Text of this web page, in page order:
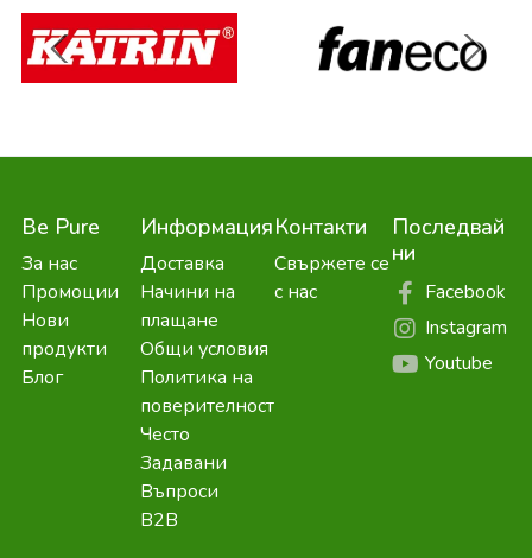
Be Pure
За нас
Промоции
Нови
продукти
Блог
Информация
Доставка
Начини на
плащане
Общи условия
Политика на
поверителност
Често
Задавани
Въпроси
B2B
Контакти
Свържете се
с нас
Последвай
ни
Facebook
Instagram
Youtube